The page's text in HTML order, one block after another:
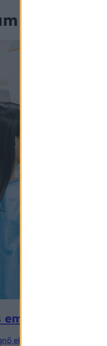
– itt a
ekkor a mellrák esélye –